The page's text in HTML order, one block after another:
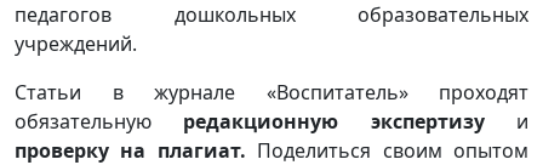
педагогов дошкольных образовательных
учреждений.
Статьи в журнале «Воспитатель» проходят
обязательную редакционную экспертизуи
проверку на плагиат. Поделиться своим опытом